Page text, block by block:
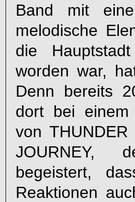
Band mit
melodische
die
worden war,
Denn bereits
dort bei einem
von THUNDER
JOURNEY,
begeistert,
Reaktionen